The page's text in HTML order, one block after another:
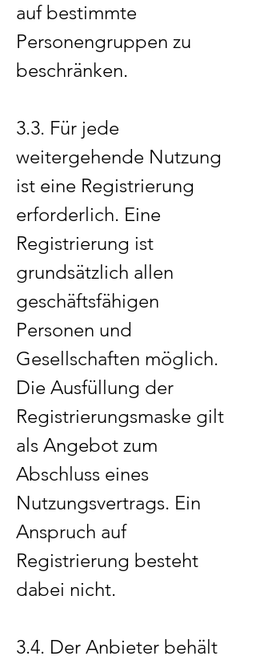
auf bestimmte
Personengruppen zu
beschränken.
3.3. Für jede
weitergehende Nutzung
ist eine Registrierung
erforderlich. Eine
Registrierung ist
grundsätzlich allen
geschäftsfähigen
Personen und
Gesellschaften möglich.
Die Ausfüllung der
Registrierungsmaske gilt
als Angebot zum
Abschluss eines
Nutzungsvertrags. Ein
Anspruch auf
Registrierung besteht
dabei nicht.
3.4. Der Anbieter behält